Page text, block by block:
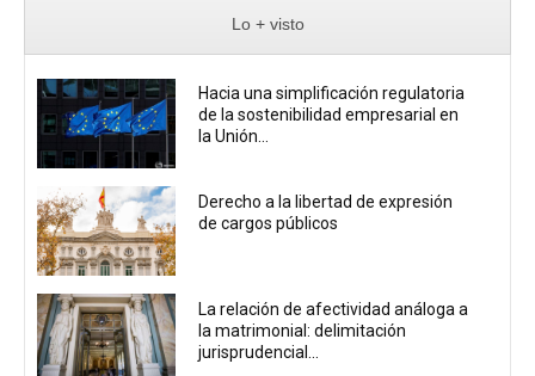
Lo + visto
Hacia una simplificación regulatoria
de la sostenibilidad empresarial en
la Unión...
Derecho a la libertad de expresión
de cargos públicos
La relación de afectividad análoga a
la matrimonial: delimitación
jurisprudencial...